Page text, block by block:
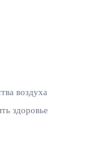
воздуха
здоровье